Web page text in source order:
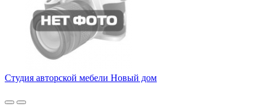
Студия авторской мебели Новый дом